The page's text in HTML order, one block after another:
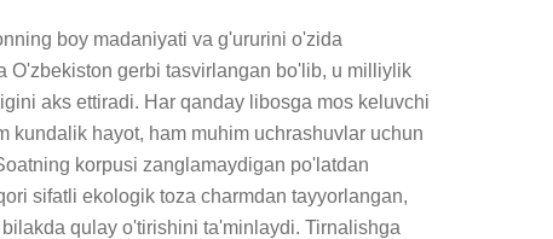
boy madaniyati va g'ururini o'zida
O'zbekiston gerbi tasvirlangan bo'lib, u milliylik
aks ettiradi. Har qanday libosga mos keluvchi
kundalik hayot, ham muhim uchrashuvlar uchun
korpusi zanglamaydigan po'latdan
sifatli ekologik toza charmdan tayyorlangan,
qulay o'tirishini ta'minlaydi. Tirnalishga